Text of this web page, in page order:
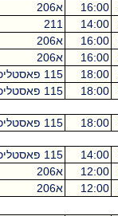
מכסיקו
מכסיקו
מכסיקו
מכסיקו
מכסיקו 2
מכסיקו 2
מכסיקו 2
מכסיקו 4
מכסיקו
מכסיקו